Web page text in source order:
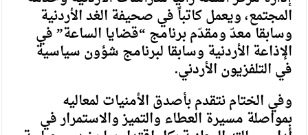
المجتمع، ويعمل كاتباً في صحيفة الغد الأردنية
وسابقا معدّ ومقدّم برنامج “قضايا الساعة” في
الإذاعة الأردنية وسابقا لبرنامج شؤون سياسية
في التلفزيون الأردني.
وفي الختام نتقدم بأصدق الأمنيات لمعاليه
بمواصلة مسيرة العطاء والتميز والاستمرار في